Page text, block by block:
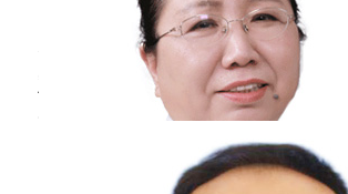
点，一是自发痛，自发痛是没有任
随时就来。三叉神经痛疼痛的程度
病人难以忍受疼痛。并且会有扳机
到扳机点，病人会疼的大叫。总体
经痛的疼痛特点是自发痛，符合神
的疼痛特点，刀割、过电样、烧灼
级上往往是中重度的疼痛，对病人
双乳 怎么回事
佳木斯市妇幼保健院
三甲